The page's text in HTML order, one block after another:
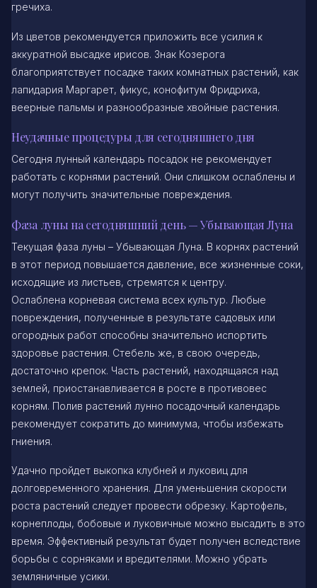
гречиха.
Из цветов рекомендуется приложить все усилия к
аккуратной высадке ирисов. Знак Козерога
благоприятствует посадке таких комнатных растений, как
лапидария Маргарет, фикус, конофитум Фридриха,
веерные пальмы и разнообразные хвойные растения.
Неудачные процедуры для сегодняшнего дня
Сегодня лунный календарь посадок не рекомендует
работать с корнями растений. Они слишком ослаблены и
могут получить значительные повреждения.
Фаза луны на сегодняшний день — Убывающая Луна
Текущая фаза луны – Убывающая Луна. В корнях растений
в этот период повышается давление, все жизненные соки,
исходящие из листьев, стремятся к центру.
Ослаблена корневая система всех культур. Любые
повреждения, полученные в результате садовых или
огородных работ способны значительно испортить
здоровье растения. Стебель же, в свою очередь,
достаточно крепок. Часть растений, находящаяся над
землей, приостанавливается в росте в противовес
корням. Полив растений лунно посадочный календарь
рекомендует сократить до минимума, чтобы избежать
гниения.
Удачно пройдет выкопка клубней и луковиц для
долговременного хранения. Для уменьшения скорости
роста растений следует провести обрезку. Картофель,
корнеплоды, бобовые и луковичные можно высадить в это
время. Эффективный результат будет получен вследствие
борьбы с сорняками и вредителями. Можно убрать
земляничные усики.